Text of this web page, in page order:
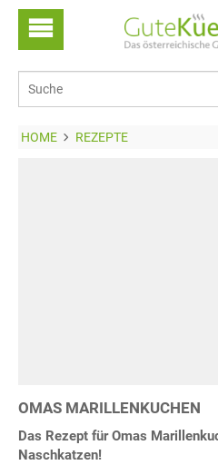
HOME REZEPTE
OMAS MARILLENKUCHEN
Das Rezept für Omas
Naschkatzen!